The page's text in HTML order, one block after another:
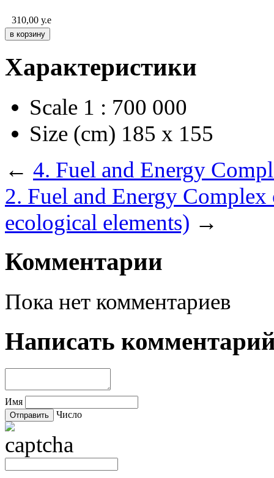
310,00 у.е
Характеристики
Scale 1 : 700 000
Size (cm) 185 х 155
← 4. Fuel and Energy
2. Fuel and Energy
ecological elements) →
Комментарии
Пока нет комментариев
Написать
Имя
Число